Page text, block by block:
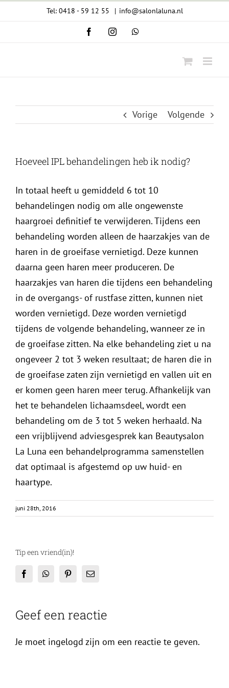
Tel: 0418 - 59 12 55 | info@salonlaluna.nl
FacebookInstagramWhatsApp
Vorige Volgende
Hoeveel IPL behandelingen heb ik nodig?
In totaal heeft u gemiddeld 6 tot 10
behandelingen nodig om alle ongewenste
haargroei definitief te verwijderen. Tijdens een
behandeling worden alleen de haarzakjes van de
haren in de groeifase vernietigd. Deze kunnen
daarna geen haren meer produceren. De
haarzakjes van haren die tijdens een behandeling
in de overgangs- of rustfase zitten, kunnen niet
worden vernietigd. Deze worden vernietigd
tijdens de volgende behandeling, wanneer ze in
de groeifase zitten. Na elke behandeling ziet u na
ongeveer 2 tot 3 weken resultaat; de haren die in
de groeifase zaten zijn vernietigd en vallen uit en
er komen geen haren meer terug. Afhankelijk van
het te behandelen lichaamsdeel, wordt een
behandeling om de 3 tot 5 weken herhaald. Na
een vrijblijvend adviesgesprek kan Beautysalon
La Luna een behandelprogramma samenstellen
dat optimaal is afgestemd op uw huid- en
haartype.
juni 28th, 2016
Tip een vriend(in)!
FacebookWhatsAppPinterestE-
Geef een reactie
Je moet ingelogd zijn om een reactie te geven.